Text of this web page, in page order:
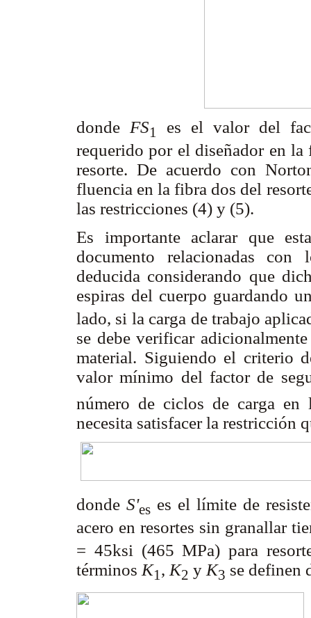
donde FS1
es el valor del
requerido por el diseñador en
resorte. De acuerdo con
fluencia en la fibra dos del
las restricciones (4) y (5).
Es importante aclarar que
documento relacionadas
deducida considerando que
espiras del cuerpo guardando
lado, si la carga de trabajo
se debe verificar
material. Siguiendo el criterio
valor mínimo del factor de
número de ciclos de carga
necesita satisfacer la restricción
donde S'es es el límite de
acero en resortes sin granallar
= 45ksi (465 MPa) para
términos K1 , K2 y K3 se definen